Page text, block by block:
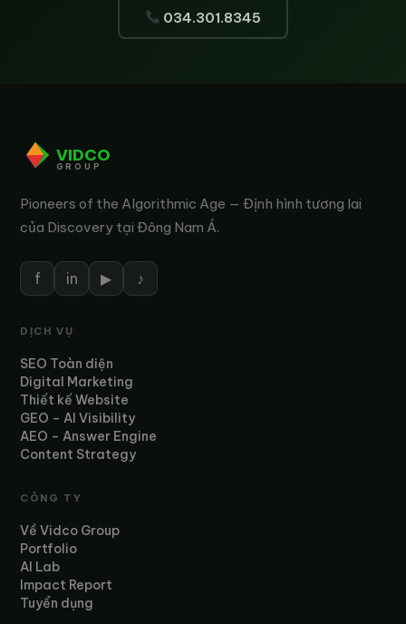
034.301.8345
VIDCO
GROUP
Pioneers of the Algorithmic Age — Định hình tương lai
của Discovery tại Đông Nam Á.
f in ▶ ♪
DỊCH VỤ
SEO Toàn diện
Digital Marketing
Thiết kế Website
GEO – AI Visibility
AEO – Answer Engine
Content Strategy
CÔNG TY
Về Vidco Group
Portfolio
AI Lab
Impact Report
Tuyển dụng